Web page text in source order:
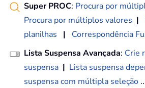
Super PROC: Procura por
Procura por múltiplos valores |
planilhas
| Correspondência
Lista Suspensa Avançada: Crie
suspensa | Lista suspensa
suspensa com múltipla seleção